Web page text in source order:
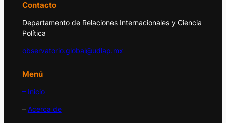
Contacto
Departamento de Relaciones Internacionales y Ciencia
Política
observatorio.global@udlap.mx
Menú
– Inicio
– Acerca de